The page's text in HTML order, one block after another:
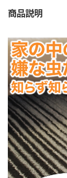
商品説明